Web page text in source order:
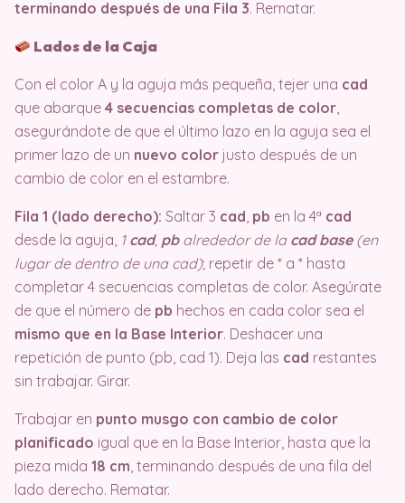
terminando después de una Fila 3. Rematar.
Lados de la Caja
Con el color A y la aguja más pequeña, tejer una cad
que abarque 4 secuencias completas de color,
asegurándote de que el último lazo en la aguja sea el
primer lazo de un nuevo color justo después de un
cambio de color en el estambre.
Fila 1 (lado derecho): Saltar 3 cad, pb en la 4ª cad
desde la aguja, 1 cad, pbalrededor de la cad base(en
lugar de dentro de una cad); repetir de * a * hasta
completar 4 secuencias completas de color. Asegúrate
de que el número de pb hechos en cada color sea el
mismo que en la Base Interior. Deshacer una
repetición de punto (pb, cad 1). Deja las cad restantes
sin trabajar. Girar.
Trabajar en punto musgo con cambio de color
planificado igual que en la Base Interior, hasta que la
pieza mida 18 cm, terminando después de una fila del
lado derecho. Rematar.